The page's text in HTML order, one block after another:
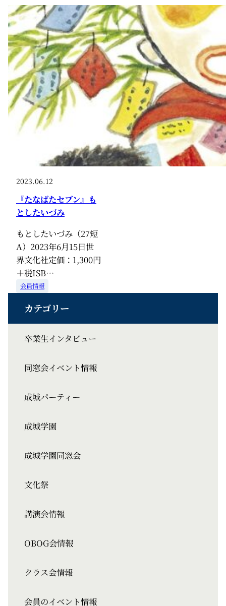
2023.06.12
『たなばたセブン』も
としたいづみ
もとしたいづみ（27短
A）2023年6月15日世
界文化社定価：1,300円
＋税ISB…
会員情報
卒業生インタビュー
同窓会イベント情報
成城パーティー
成城学園
成城学園同窓会
文化祭
講演会情報
OBOG会情報
クラス会情報
会員のイベント情報